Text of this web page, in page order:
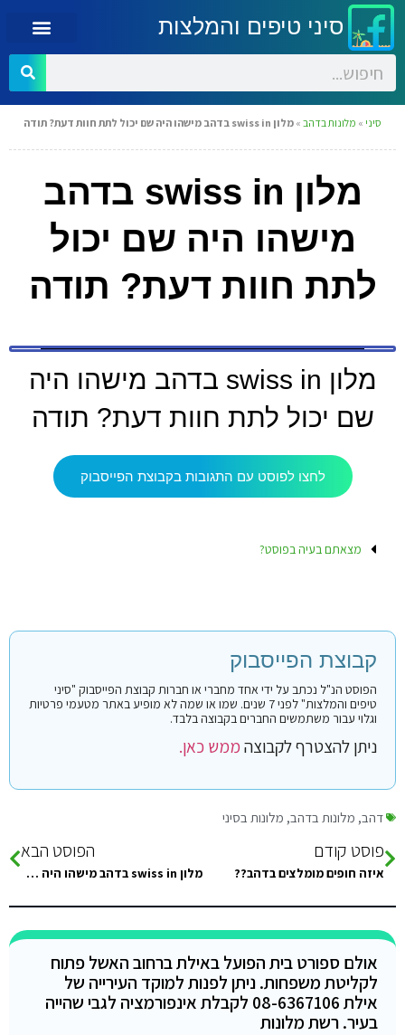
סיני טיפים והמלצות
סיני » מלונות בדהב » מלון swiss in בדהב מישהו היה שם יכול לתת חוות דעת? תודה
מלון swiss in בדהב
מישהו היה שם יכול
לתת חוות דעת? תודה
מלון swiss in בדהב מישהו היה
שם יכול לתת חוות דעת? תודה
לחצו לפוסט עם התגובות בקבוצת הפייסבוק
מצאתם בעיה בפוסט?
קבוצת הפייסבוק
הפוסט הנ"ל נכתב על ידי אחד מחברי או חברות קבוצת הפייסבוק "סיני
טיפים והמלצות" לפני 7 שנים. שמו או שמה לא מופיע באתר מטעמי פרטיות
וגלוי עבור משתמשים החברים בקבוצה בלבד.
ניתן להצטרף לקבוצהממש כאן.
דהב, מלונות בדהב, מלונות בסיני
פוסט קודם
איזה חופים מומלצים בדהב??
הפוסט הבא
מלון swiss in בדהב מישהו היה שם יכול לתת חוות דעת? תודה
אולם ספורט בית הפועל באילת ברחוב האשל פתוח
לקליטת משפחות. ניתן לפנות למוקד העירייה של
אילת 08-6367106 לקבלת אינפורמציה לגבי שהייה
בעיר. רשת מלונות